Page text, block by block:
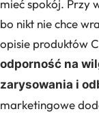
mieć spokój. Przy
bo nikt nie chce
opisie produktów
odporność na
zarysowania i
marketingowe